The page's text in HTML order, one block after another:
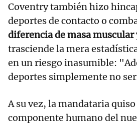
Coventry también hizo
deportes de contacto o
diferencia de masa muscular
trasciende la mera
en un riesgo inasumible:
deportes simplemente no
A su vez, la mandataria
componente humano del